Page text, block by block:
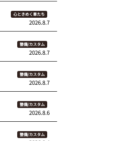
心ときめく車たち
2026.8.7
整備/カスタム
2026.8.7
整備/カスタム
2026.8.7
整備/カスタム
2026.8.6
整備/カスタム